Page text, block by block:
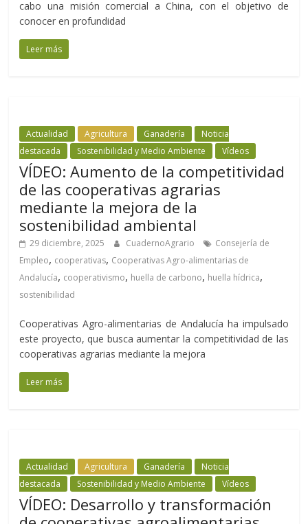
cabo una misión comercial a China, con el objetivo de
conocer en profundidad
Leer más
Actualidad Agricultura Ganadería
Noticia
destacada
Sostenibilidad y Medio Ambiente Vídeos
VÍDEO: Aumento de la competitividad
de las cooperativas agrarias
mediante la mejora de la
sostenibilidad ambiental
29 diciembre, 2025 CuadernoAgrario
Consejería de
Empleo, cooperativas, Cooperativas Agro-alimentarias de
Andalucía, cooperativismo, huella de carbono, huella hídrica,
sostenibilidad
Cooperativas Agro-alimentarias de Andalucía ha impulsado
este proyecto, que busca aumentar la competitividad de las
cooperativas agrarias mediante la mejora
Leer más
Actualidad Agricultura Ganadería
Noticia
destacada
Sostenibilidad y Medio Ambiente Vídeos
VÍDEO: Desarrollo y transformación